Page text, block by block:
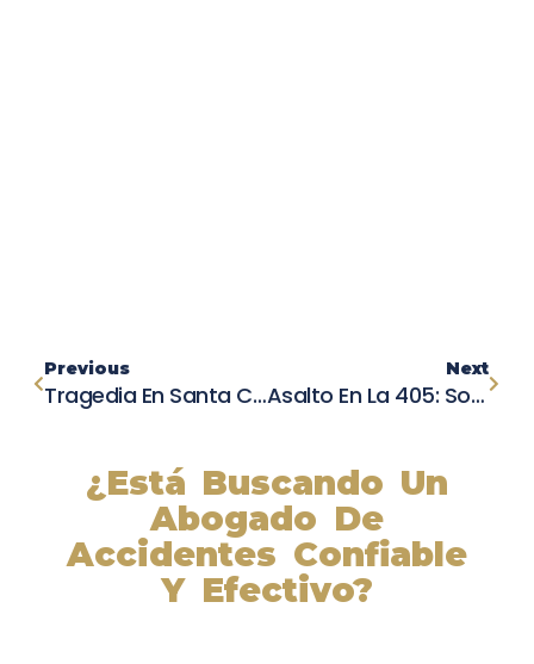
Previous
Tragedia En Santa Cruz: Niño De 5 Años Apuñala A Su Hermano Gemelo Hasta La Muerte
Next
Asalto En La 405: Sospechosos Realizan Colisión Fingida Y Despojan A Conductor
¿Está Buscando Un
Abogado De
Accidentes Confiable
Y Efectivo?